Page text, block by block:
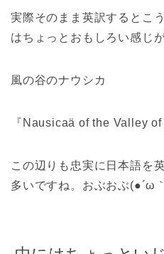
実際そのまま英訳するとこ
はちょっとおもしろい感じ
風の谷のナウシカ
『Nausicaä of the Valley of
この辺りも忠実に日本語を
多いですね。おぶおぶ(●´ω